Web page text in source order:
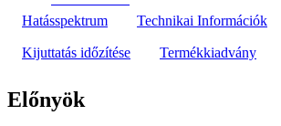
Hatásspektrum Technikai Információk
Kijuttatás időzítése Termékkiadvány
Előnyök